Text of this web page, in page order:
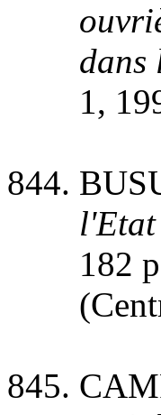
dans
1,
l'Etat
182